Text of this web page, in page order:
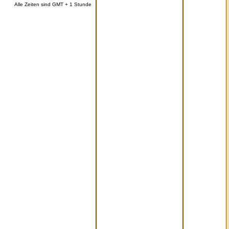
Alle Zeiten sind GMT + 1 Stunde